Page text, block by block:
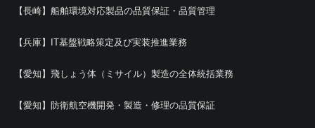
【長崎】船舶環境対応製品の品質保証・品質管理
【兵庫】IT基盤戦略策定及び実装推進業務
【愛知】飛しょう体（ミサイル）製造の全体統括業務
【愛知】防衛航空機開発・製造・修理の品質保証